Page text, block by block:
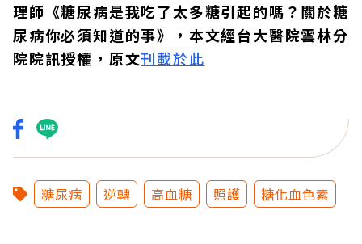
理師《糖尿病是我吃了太多糖引起的嗎？關於糖
尿病你必須知道的事》，本文經台大醫院雲林分
院院訊授權，原文刊載於此
糖尿病 逆轉 高血糖 照護 糖化血色素